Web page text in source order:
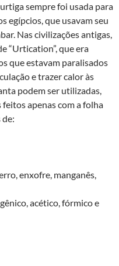
urtiga sempre foi usada para
egípcios, que usavam seu
Nas civilizações antigas,
“Urtication”, que era
que estavam paralisados
e trazer calor às
podem ser utilizadas,
apenas com a folha
enxofre, manganês,
acético, fórmico e